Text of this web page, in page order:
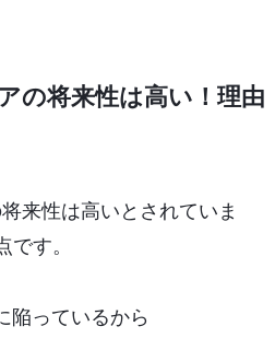
の将来性は高い！理由
来性は高いとされていま
す。
陥っているから